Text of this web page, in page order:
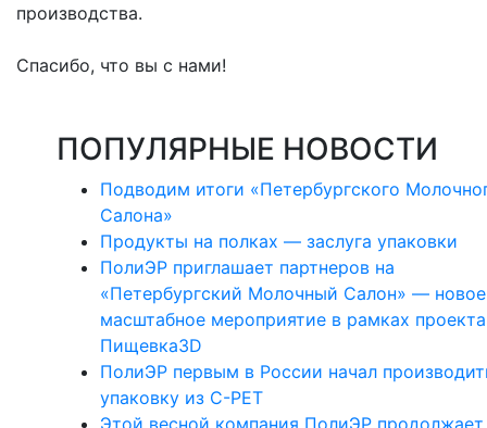
производства.
Спасибо, что вы с нами!
ПОПУЛЯРНЫЕ НОВОСТИ
Подводим итоги «Петербургского
Салона»
Продукты на полках — заслуга упаковки
ПолиЭР приглашает партнеров на
«Петербургский Молочный Салон» — новое
масштабное мероприятие в рамках проекта
Пищевка3D
ПолиЭР первым в России начал
упаковку из С-РЕТ